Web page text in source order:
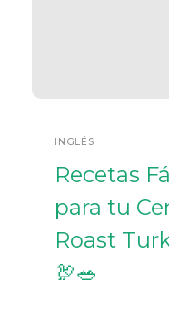
INGLÉS
Recetas
para tu
Roast
🦃🥗